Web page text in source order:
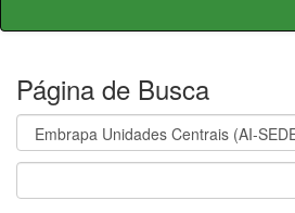
Página de Busca